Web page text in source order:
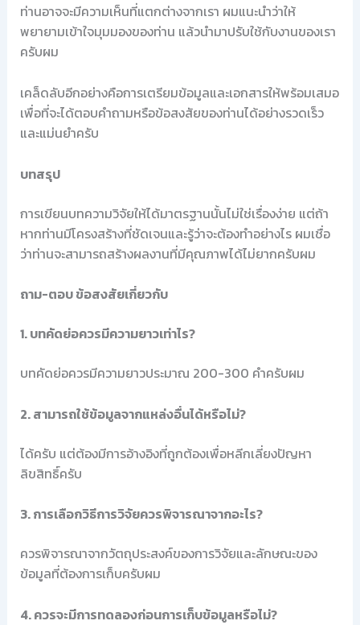
ท่านอาจจะมีความเห็นที่แตกต่างจากเรา ผมแนะนำว่าให้
พยายามเข้าใจมุมมองของท่าน แล้วนำมาปรับใช้กับงานของเรา
ครับผม
เคล็ดลับอีกอย่างคือการเตรียมข้อมูลและเอกสารให้พร้อมเสมอ
เพื่อที่จะได้ตอบคำถามหรือข้อสงสัยของท่านได้อย่างรวดเร็ว
และแม่นยำครับ
บทสรุป
การเขียนบทความวิจัยให้ได้มาตรฐานนั้นไม่ใช่เรื่องง่าย แต่ถ้า
หากท่านมีโครงสร้างที่ชัดเจนและรู้ว่าจะต้องทำอย่างไร ผมเชื่อ
ว่าท่านจะสามารถสร้างผลงานที่มีคุณภาพได้ไม่ยากครับผม
ถาม-ตอบ ข้อสงสัยเกี่ยวกับ
1. บทคัดย่อควรมีความยาวเท่าไร?
บทคัดย่อควรมีความยาวประมาณ 200-300 คำครับผม
2. สามารถใช้ข้อมูลจากแหล่งอื่นได้หรือไม่?
ได้ครับ แต่ต้องมีการอ้างอิงที่ถูกต้องเพื่อหลีกเลี่ยงปัญหา
ลิขสิทธิ์ครับ
3. การเลือกวิธีการวิจัยควรพิจารณาจากอะไร?
ควรพิจารณาจากวัตถุประสงค์ของการวิจัยและลักษณะของ
ข้อมูลที่ต้องการเก็บครับผม
4. ควรจะมีการทดลองก่อนการเก็บข้อมูลหรือไม่?